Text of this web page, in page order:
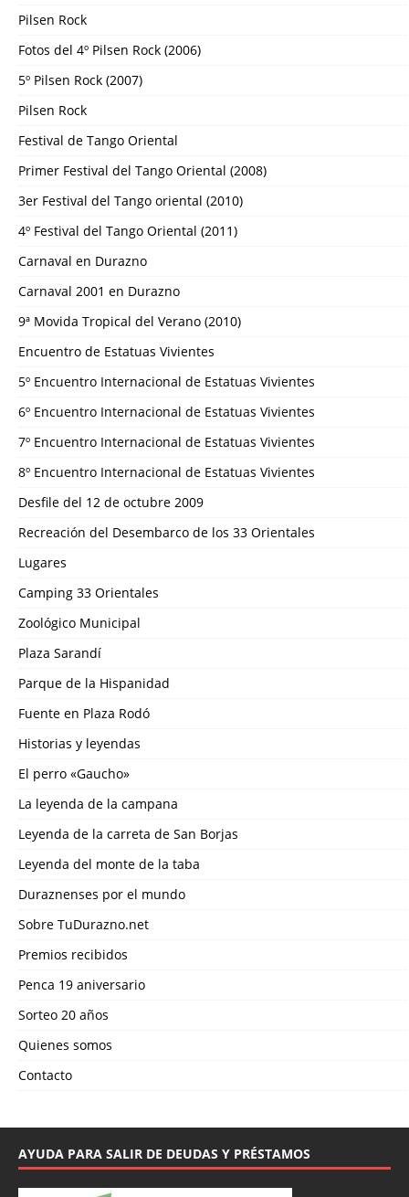
Pilsen Rock
Fotos del 4º Pilsen Rock (2006)
5º Pilsen Rock (2007)
Pilsen Rock
Festival de Tango Oriental
Primer Festival del Tango Oriental (2008)
3er Festival del Tango oriental (2010)
4º Festival del Tango Oriental (2011)
Carnaval en Durazno
Carnaval 2001 en Durazno
9ª Movida Tropical del Verano (2010)
Encuentro de Estatuas Vivientes
5º Encuentro Internacional de Estatuas Vivientes
6º Encuentro Internacional de Estatuas Vivientes
7º Encuentro Internacional de Estatuas Vivientes
8º Encuentro Internacional de Estatuas Vivientes
Desfile del 12 de octubre 2009
Recreación del Desembarco de los 33 Orientales
Lugares
Camping 33 Orientales
Zoológico Municipal
Plaza Sarandí
Parque de la Hispanidad
Fuente en Plaza Rodó
Historias y leyendas
El perro «Gaucho»
La leyenda de la campana
Leyenda de la carreta de San Borjas
Leyenda del monte de la taba
Duraznenses por el mundo
Sobre TuDurazno.net
Premios recibidos
Penca 19 aniversario
Sorteo 20 años
Quienes somos
Contacto
AYUDA PARA SALIR DE DEUDAS Y PRÉSTAMOS